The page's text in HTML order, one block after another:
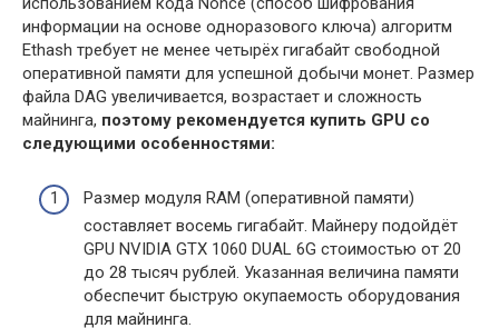
информации на основе одноразового ключа) алгоритм
Ethash требует не менее четырёх гигабайт свободной
оперативной памяти для успешной добычи монет. Размер
файла DAG увеличивается, возрастает и сложность
майнинга, поэтому рекомендуется купить GPU со
следующими особенностями:
Размер модуля RAM (оперативной памяти)
составляет восемь гигабайт. Майнеру подойдёт
GPU NVIDIA GTX 1060 DUAL 6G стоимостью от 20
до 28 тысяч рублей. Указанная величина памяти
обеспечит быструю окупаемость оборудования
для майнинга.